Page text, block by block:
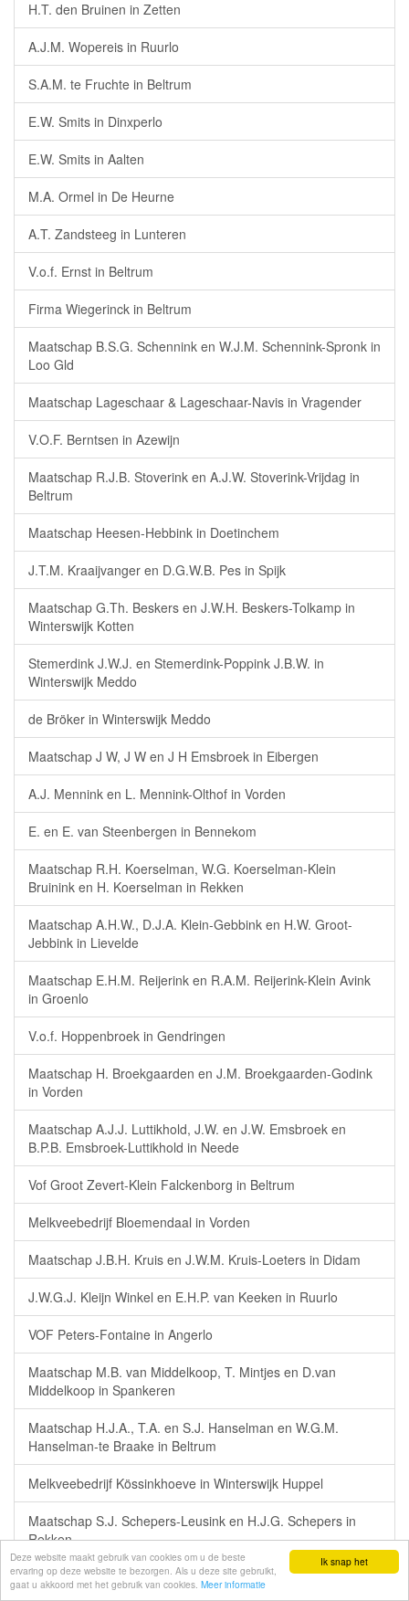
Ik snap het
Deze website maakt gebruik van cookies om u de beste
ervaring op deze website te bezorgen. Als u deze site gebruikt,
gaat u akkoord met het gebruik van cookies. Meer informatie
H.T. den Bruinen in Zetten
A.J.M. Wopereis in Ruurlo
S.A.M. te Fruchte in Beltrum
E.W. Smits in Dinxperlo
E.W. Smits in Aalten
M.A. Ormel in De Heurne
A.T. Zandsteeg in Lunteren
V.o.f. Ernst in Beltrum
Firma Wiegerinck in Beltrum
Maatschap B.S.G. Schennink en W.J.M. Schennink-Spronk in
Loo Gld
Maatschap Lageschaar & Lageschaar-Navis in Vragender
V.O.F. Berntsen in Azewijn
Maatschap R.J.B. Stoverink en A.J.W. Stoverink-Vrijdag in
Beltrum
Maatschap Heesen-Hebbink in Doetinchem
J.T.M. Kraaijvanger en D.G.W.B. Pes in Spijk
Maatschap G.Th. Beskers en J.W.H. Beskers-Tolkamp in
Winterswijk Kotten
Stemerdink J.W.J. en Stemerdink-Poppink J.B.W. in
Winterswijk Meddo
de Bröker in Winterswijk Meddo
Maatschap J W, J W en J H Emsbroek in Eibergen
A.J. Mennink en L. Mennink-Olthof in Vorden
E. en E. van Steenbergen in Bennekom
Maatschap R.H. Koerselman, W.G. Koerselman-Klein
Bruinink en H. Koerselman in Rekken
Maatschap A.H.W., D.J.A. Klein-Gebbink en H.W. Groot-
Jebbink in Lievelde
Maatschap E.H.M. Reijerink en R.A.M. Reijerink-Klein Avink
in Groenlo
V.o.f. Hoppenbroek in Gendringen
Maatschap H. Broekgaarden en J.M. Broekgaarden-Godink
in Vorden
Maatschap A.J.J. Luttikhold, J.W. en J.W. Emsbroek en
B.P.B. Emsbroek-Luttikhold in Neede
Vof Groot Zevert-Klein Falckenborg in Beltrum
Melkveebedrijf Bloemendaal in Vorden
Maatschap J.B.H. Kruis en J.W.M. Kruis-Loeters in Didam
J.W.G.J. Kleijn Winkel en E.H.P. van Keeken in Ruurlo
VOF Peters-Fontaine in Angerlo
Maatschap M.B. van Middelkoop, T. Mintjes en D.van
Middelkoop in Spankeren
Maatschap H.J.A., T.A. en S.J. Hanselman en W.G.M.
Hanselman-te Braake in Beltrum
Melkveebedrijf Kössinkhoeve in Winterswijk Huppel
Maatschap S.J. Schepers-Leusink en H.J.G. Schepers in
Rekken
Mts. Reijerink in Beltrum